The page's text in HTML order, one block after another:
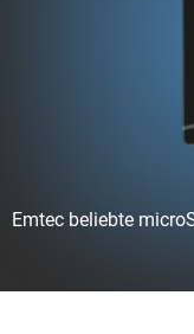
Emtec beliebte